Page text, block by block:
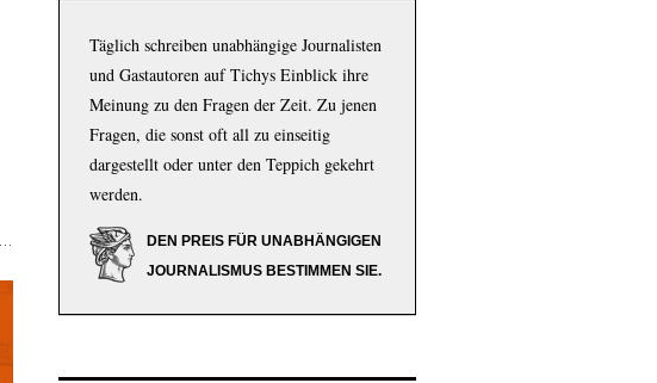
Täglich schreiben unabhängige Journalisten
und Gastautoren auf Tichys Einblick ihre
Meinung zu den Fragen der Zeit. Zu jenen
Fragen, die sonst oft all zu einseitig
dargestellt oder unter den Teppich gekehrt
werden.
DEN PREIS FÜR UNABHÄNGIGEN
JOURNALISMUS BESTIMMEN SIE.